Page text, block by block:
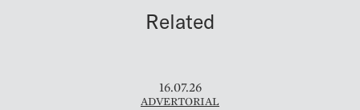
Related
16.07.26
ADVERTORIAL